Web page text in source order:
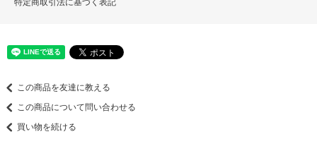
この商品を友達に教える
この商品について問い合わせる
買い物を続ける